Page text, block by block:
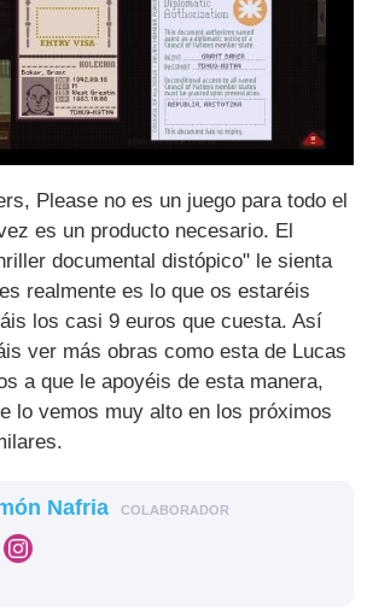
Please no es un juego para todo el
es un producto necesario. El
documental distópico" le sienta
realmente es lo que os estaréis
los casi 9 euros que cuesta. Así
ver más obras como esta de Lucas
a que le apoyéis de esta manera,
lo vemos muy alto en los próximos
Nafria COLABORADOR